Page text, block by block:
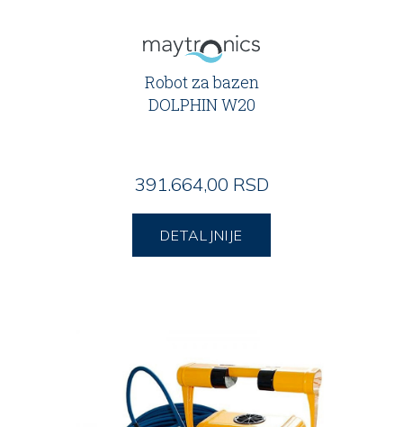
Robot za bazen
DOLPHIN W20
391.664,00 RSD
DETALJNIJE